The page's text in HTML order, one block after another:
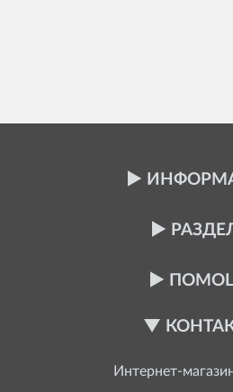
Интернет-